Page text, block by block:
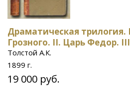
Драматическая
Грозного. II. Царь Федор.
Толстой А.К.
1899 г.
19 000 руб.